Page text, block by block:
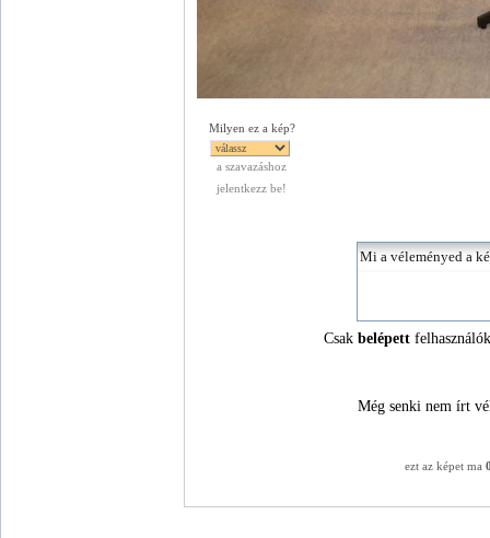
Milyen ez a kép?
a szavazáshoz
jelentkezz be!
Csakbelépett
Még senki nem írt
ezt az képet ma